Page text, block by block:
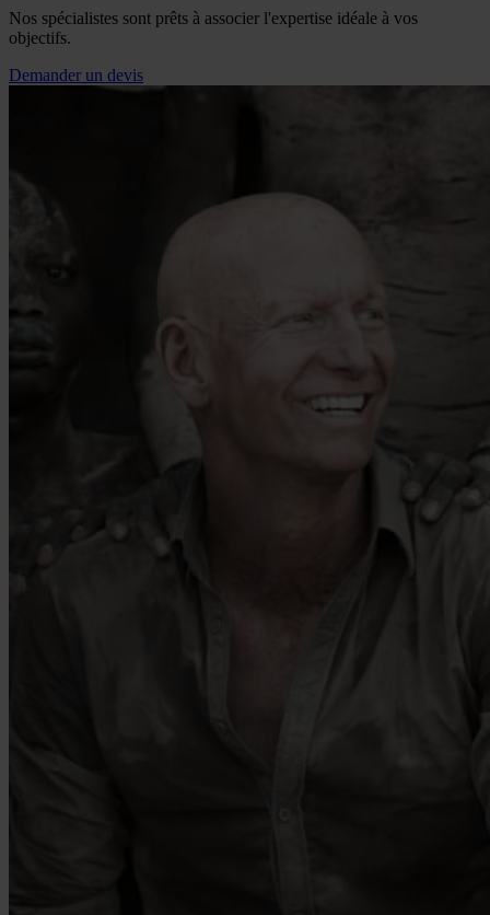
Nos spécialistes sont prêts à associer l'expertise idéale à vos
objectifs.
Demander un devis